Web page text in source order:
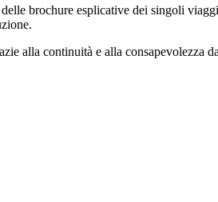
brochure esplicative dei singoli
alla continuità e alla consapevolezza